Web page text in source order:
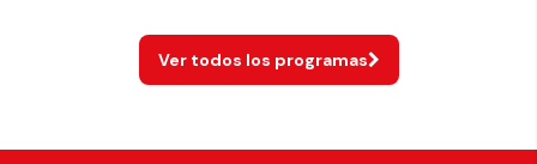
Ver todos los programas